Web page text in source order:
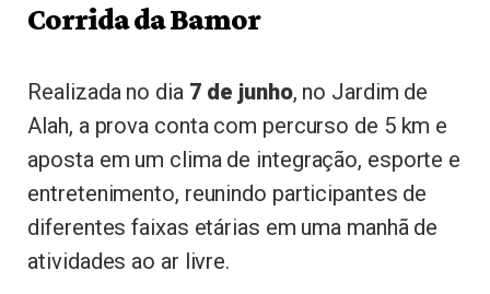
Corrida da Bamor
Realizada no dia 7 de junho, no Jardim de
Alah, a prova conta com percurso de 5 km e
aposta em um clima de integração, esporte e
entretenimento, reunindo participantes de
diferentes faixas etárias em uma manhã de
atividades ao ar livre.